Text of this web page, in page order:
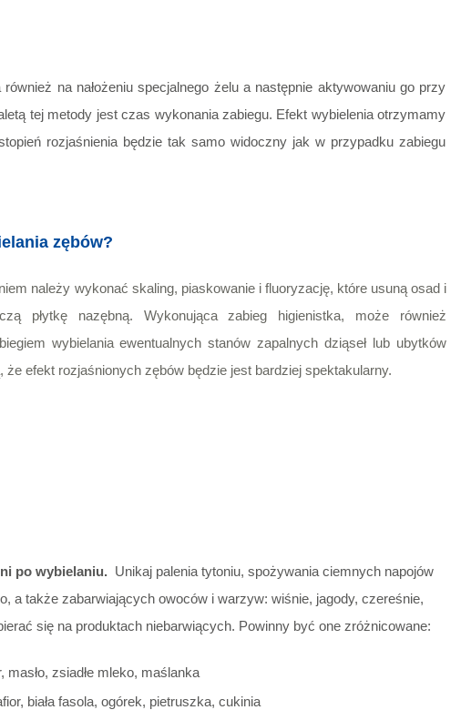
również na nałożeniu specjalnego żelu a następnie aktywowaniu go przy
tej metody jest czas wykonania zabiegu. Efekt wybielenia otrzymamy
rozjaśnienia będzie tak samo widoczny jak w przypadku zabiegu
zębów?
należy wykonać skaling, piaskowanie i fluoryzację, które usuną osad i
płytkę nazębną. Wykonująca zabieg higienistka, może również
wybielania ewentualnych stanów zapalnych dziąseł lub ubytków
efekt rozjaśnionych zębów będzie jest bardziej spektakularny.
po wybielaniu. Unikaj palenia tytoniu, spożywania ciemnych napojów
a także zabarwiających owoców i warzyw: wiśnie, jagody, czereśnie,
się na produktach niebarwiących. Powinny być one zróżnicowane:
masło, zsiadłe mleko, maślanka
biała fasola, ogórek, pietruszka, cukinia